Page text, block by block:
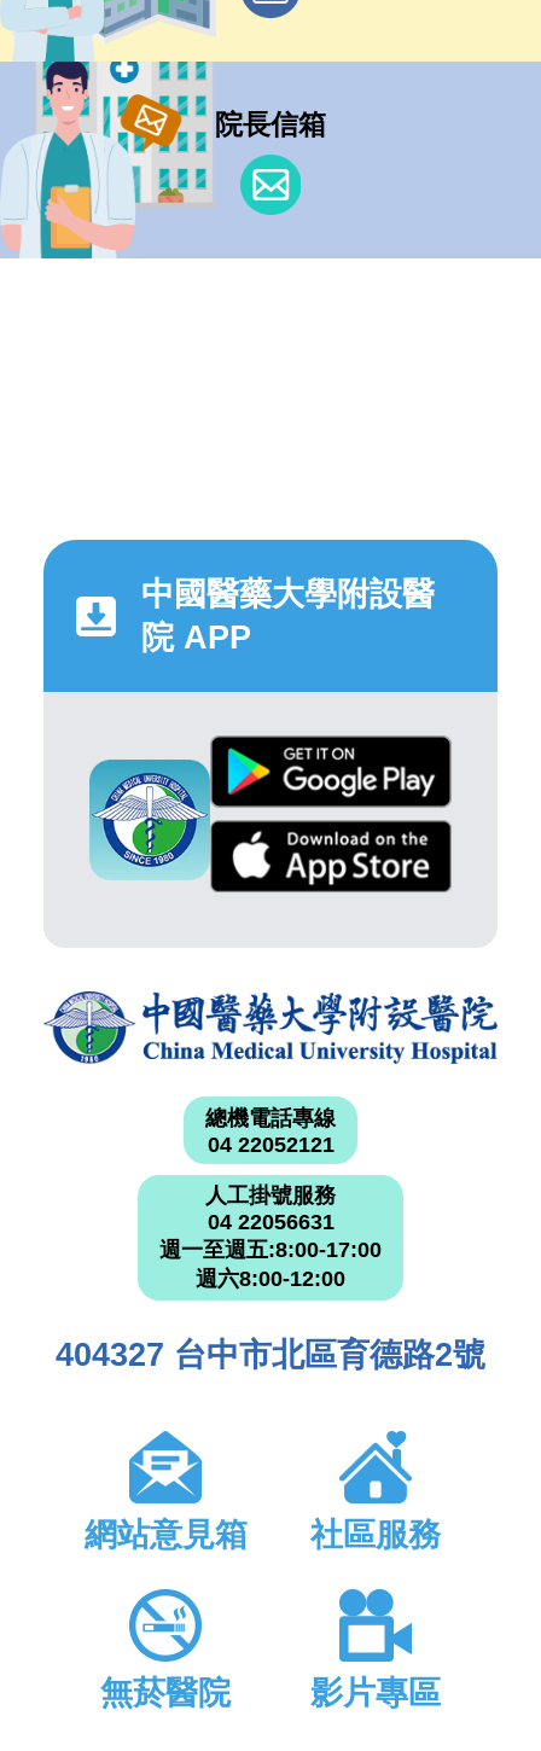
院長信箱
中國醫藥大學附設醫
院 APP
總機電話專線
04 22052121
人工掛號服務
04 22056631
週一至週五:8:00-17:00
週六8:00-12:00
404327 台中市北區育德路2號
網站意見箱 社區服務
無菸醫院 影片專區